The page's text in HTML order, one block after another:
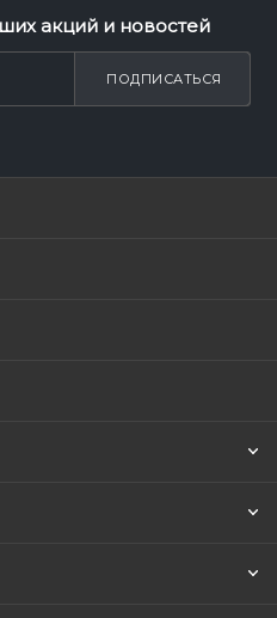
акций и новостей
ПОДПИСАТЬСЯ